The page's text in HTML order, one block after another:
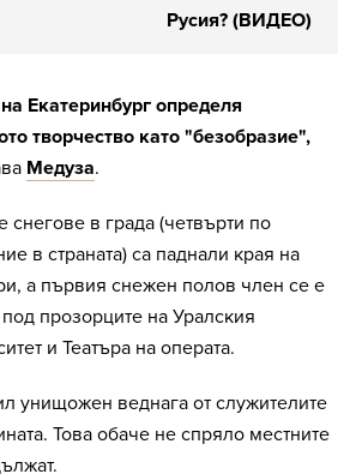
Русия? (ВИДЕО)
Екатеринбург определя
творчество като "безобразие",
Медуза.
снегове в града (четвърти по
в страната) са паднали края на
а първия снежен полов член се е
прозорците на Уралския
и Театъра на операта.
унищожен веднага от служителите
Това обаче не спряло местните